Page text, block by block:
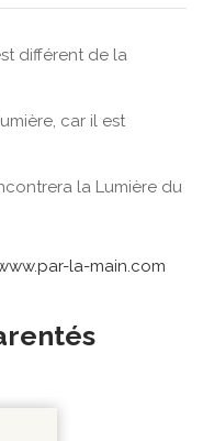
différent de la
car il est
la Lumière du
la-main.com